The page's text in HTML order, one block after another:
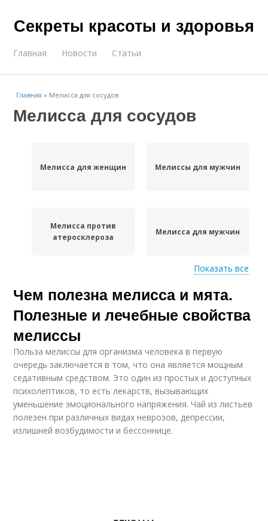
Секреты красоты и здоровья
Главная Новости Статьи
Главная » Мелисса для сосудов
Мелисса для сосудов
Мелисса для женщин Мелиссы для мужчин
Мелисса против
атеросклероза
Мелисса для мужчин
Мелиссы на потенцию Мелиссы для женщин
Мелиссы на организм
Мелиссы по внешнему
виду
Мелисса для лечения Мелисса для сна
Показать все
Чем полезна мелисса и мята.
Полезные и лечебные свойства
мелиссы
Польза мелиссы для организма человека в первую
очередь заключается в том, что она является мощным
седативным средством. Это один из простых и доступных
психолептиков, то есть лекарств, вызывающих
уменьшение эмоционального напряжения. Чай из листьев
полезен при различных видах неврозов, депрессии,
излишней возбудимости и бессоннице.